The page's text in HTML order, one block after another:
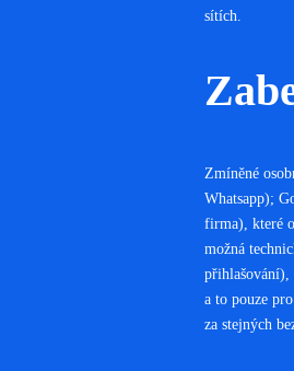
sítích.
Zmíněné
Whatsapp);
firma), které
možná
přihlašování),
a to pouze
za stejných